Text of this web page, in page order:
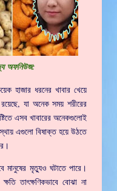
অফনিউজ:
হাজার ধরনের খাবার খেয়ে
যা অনেক সময় শরীরের
এসব খাবারের অনেকগুলোই
এগুলো বিষাক্ত হয়ে উঠতে
মানুষের মৃত্যুও ঘটাতে পারে।
তাৎক্ষণিকভাবে বোঝা না